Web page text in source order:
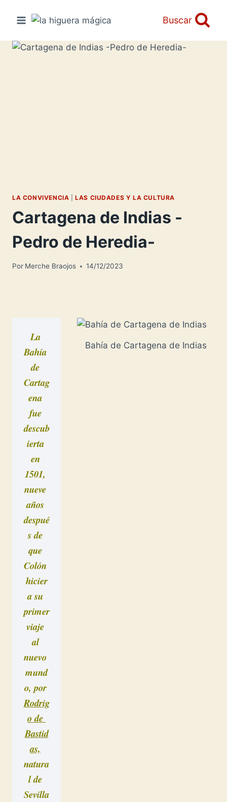
Buscar
LA CONVIVENCIA |LAS CIUDADES Y LA CULTURA
Cartagena de Indias -
Pedro de Heredia-
Por Merche Braojos 14/12/2023
Bahía de Cartagena de Indias
La
Bahía
de
Cartag
ena
fue
descub
ierta
en
1501,
nueve
años
despué
s de
que
Colón
hicier
a su
primer
viaje
al
nuevo
mund
o, por
Rodrig
o de
Bastid
as,
natura
l de
Sevilla